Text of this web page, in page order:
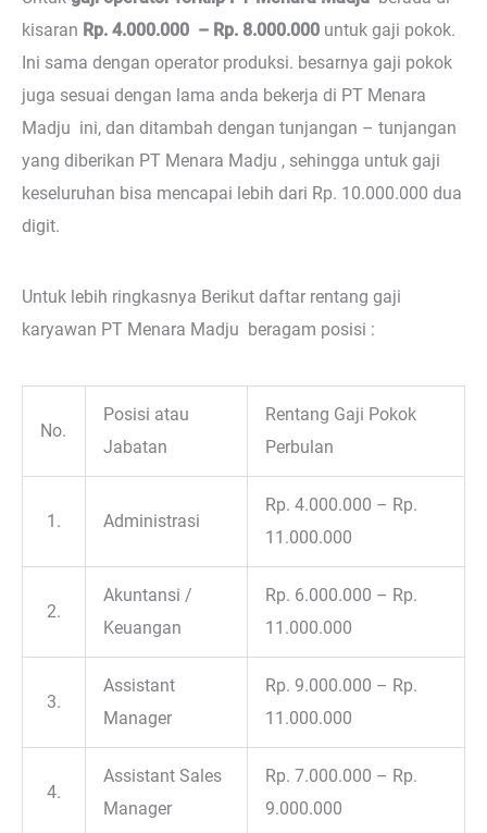
kisaran Rp. 4.000.000 – Rp. 8.000.000 untuk gaji pokok.
Ini sama dengan operator produksi. besarnya gaji pokok
juga sesuai dengan lama anda bekerja di PT Menara
Madju ini, dan ditambah dengan tunjangan – tunjangan
yang diberikan PT Menara Madju , sehingga untuk gaji
keseluruhan bisa mencapai lebih dari Rp. 10.000.000 dua
digit.
Untuk lebih ringkasnya Berikut daftar rentang gaji
karyawan PT Menara Madju beragam posisi :
No.
Posisi atau
Jabatan
Rentang Gaji Pokok
Perbulan
1. Administrasi
Rp. 4.000.000 – Rp.
11.000.000
2.
Akuntansi /
Keuangan
Rp. 6.000.000 – Rp.
11.000.000
3.
Assistant
Manager
Rp. 9.000.000 – Rp.
11.000.000
4.
Assistant Sales
Manager
Rp. 7.000.000 – Rp.
9.000.000